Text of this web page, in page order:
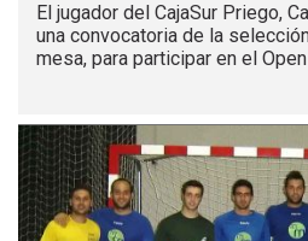
El jugador del CajaSur Priego,
una convocatoria de la
mesa, para participar en el